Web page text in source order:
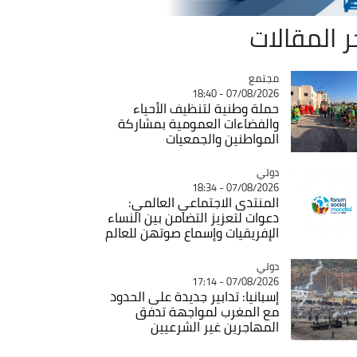
المقالات
Catégorie
مجتمع
07/08/2026 - 18:40
حملة وطنية لتنظيف الأحياء
والفضاءات العمومية بمشاركة
المواطنين والجمعيات
Catégorie
دولي
07/08/2026 - 18:34
المنتدى الاجتماعي العالمي:
دعوات لتعزيز التضامن بين النساء
الإفريقيات وإسماع صوتهن للعالم
Catégorie
دولي
07/08/2026 - 17:14
إسبانيا: تدابير جديدة على الحدود
مع المغرب لمواجهة تدفق
المهاجرين غير الشرعيين